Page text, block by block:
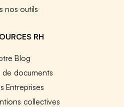
nos outils
RH
Blog
de documents
Entreprises
collectives